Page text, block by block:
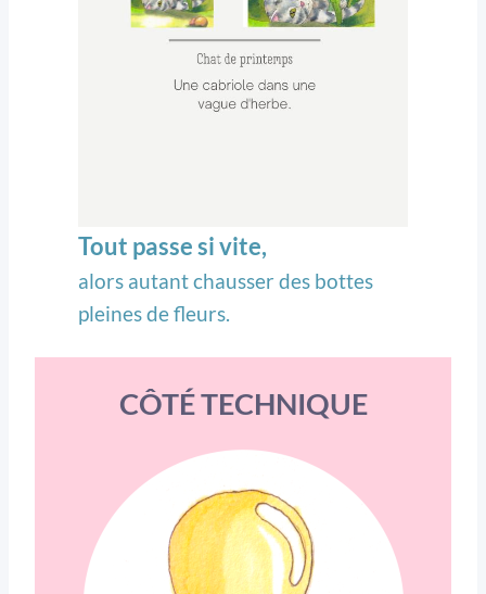
Tout passe si vite,
alors autant chausser des bottes
pleines de fleurs.
CÔTÉ TECHNIQUE